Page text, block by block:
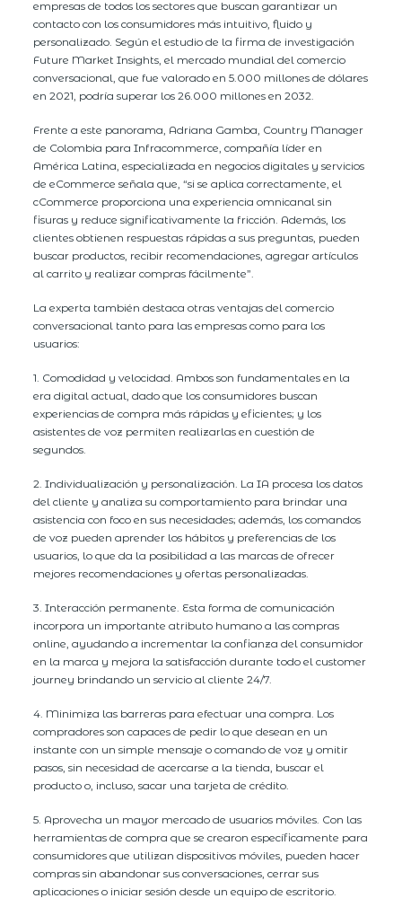
empresas de todos los sectores que buscan garantizar un
contacto con los consumidores más intuitivo, fluido y
personalizado. Según el estudio de la firma de investigación
Future Market Insights, el mercado mundial del comercio
conversacional, que fue valorado en 5.000 millones de dólares
en 2021, podría superar los 26.000 millones en 2032.
Frente a este panorama, Adriana Gamba, Country Manager
de Colombia para Infracommerce, compañía líder en
América Latina, especializada en negocios digitales y servicios
de eCommerce señala que, “si se aplica correctamente, el
cCommerce proporciona una experiencia omnicanal sin
fisuras y reduce significativamente la fricción. Además, los
clientes obtienen respuestas rápidas a sus preguntas, pueden
buscar productos, recibir recomendaciones, agregar artículos
al carrito y realizar compras fácilmente”.
La experta también destaca otras ventajas del comercio
conversacional tanto para las empresas como para los
usuarios:
1. Comodidad y velocidad. Ambos son fundamentales en la
era digital actual, dado que los consumidores buscan
experiencias de compra más rápidas y eficientes; y los
asistentes de voz permiten realizarlas en cuestión de
segundos.
2. Individualización y personalización. La IA procesa los datos
del cliente y analiza su comportamiento para brindar una
asistencia con foco en sus necesidades; además, los comandos
de voz pueden aprender los hábitos y preferencias de los
usuarios, lo que da la posibilidad a las marcas de ofrecer
mejores recomendaciones y ofertas personalizadas.
3. Interacción permanente. Esta forma de comunicación
incorpora un importante atributo humano a las compras
online, ayudando a incrementar la confianza del consumidor
en la marca y mejora la satisfacción durante todo el customer
journey brindando un servicio al cliente 24/7.
4. Minimiza las barreras para efectuar una compra. Los
compradores son capaces de pedir lo que desean en un
instante con un simple mensaje o comando de voz y omitir
pasos, sin necesidad de acercarse a la tienda, buscar el
producto o, incluso, sacar una tarjeta de crédito.
5. Aprovecha un mayor mercado de usuarios móviles. Con las
herramientas de compra que se crearon específicamente para
consumidores que utilizan dispositivos móviles, pueden hacer
compras sin abandonar sus conversaciones, cerrar sus
aplicaciones o iniciar sesión desde un equipo de escritorio.